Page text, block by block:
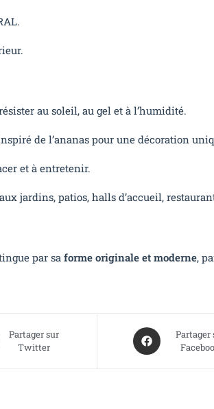
au soleil, au gel et à l’humidité.
de l’ananas pour une décoration
et à entretenir.
jardins, patios, halls d’accueil,
par saforme originale et moderne,
Partager sur
Twitter
Partager